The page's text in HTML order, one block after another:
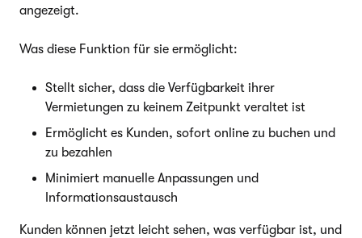
angezeigt.
Was diese Funktion für sie ermöglicht:
Stellt sicher, dass die Verfügbarkeit ihrer
Vermietungen zu keinem Zeitpunkt veraltet ist
Ermöglicht es Kunden, sofort online zu buchen und
zu bezahlen
Minimiert manuelle Anpassungen und
Informationsaustausch
Kunden können jetzt leicht sehen, was verfügbar ist, und